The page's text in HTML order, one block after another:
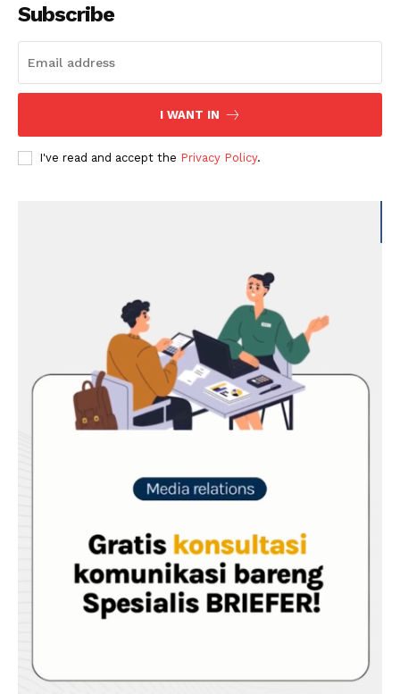
Subscribe
I WANT IN
I've read and accept the Privacy Policy.